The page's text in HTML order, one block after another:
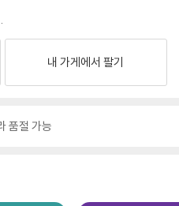
내 가게에서 팔기
품절 가능